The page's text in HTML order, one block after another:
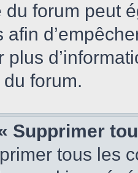
du forum peut
afin
plus
forum.
Supprimer
tous les